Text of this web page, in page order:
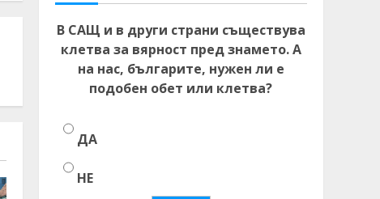
В САЩ и в други страни съществува
клетва за вярност пред знамето. А
на нас, българите, нужен ли е
подобен обет или клетва?
ДА
НЕ